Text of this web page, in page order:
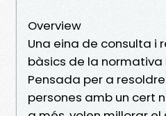
Overview
Una eina de consulta i
bàsics de la normativa
Pensada per a
persones amb un cert